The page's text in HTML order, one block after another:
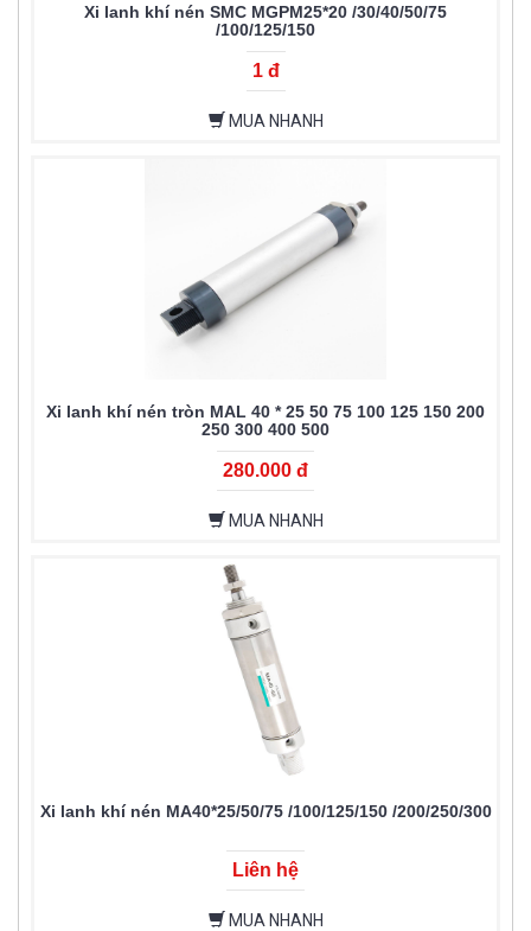
Xi lanh khí nén SMC MGPM25*20 /30/40/50/75
/100/125/150
1 đ
MUA NHANH
Xi lanh khí nén tròn MAL 40 * 25 50 75 100 125 150 200
250 300 400 500
280.000 đ
MUA NHANH
Xi lanh khí nén MA40*25/50/75 /100/125/150 /200/250/300
Liên hệ
MUA NHANH